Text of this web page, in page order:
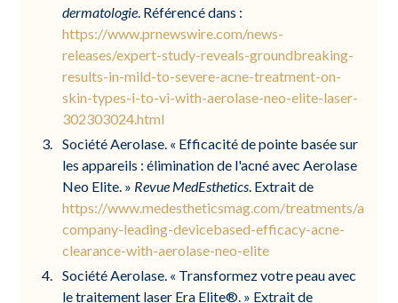
dermatologie. Référencé dans :
https://www.prnewswire.com/news-
releases/expert-study-reveals-groundbreaking-
results-in-mild-to-severe-acne-treatment-on-
skin-types-i-to-vi-with-aerolase-neo-elite-laser-
302303024.html
Société Aerolase. « Efficacité de pointe basée sur
les appareils : élimination de l'acné avec Aerolase
Neo Elite. » Revue MedEsthetics. Extrait de
https://www.medestheticsmag.com/treatments/
company-leading-devicebased-efficacy-acne-
clearance-with-aerolase-neo-elite
Société Aerolase. « Transformez votre peau avec
le traitement laser Era Elite®. » Extrait de